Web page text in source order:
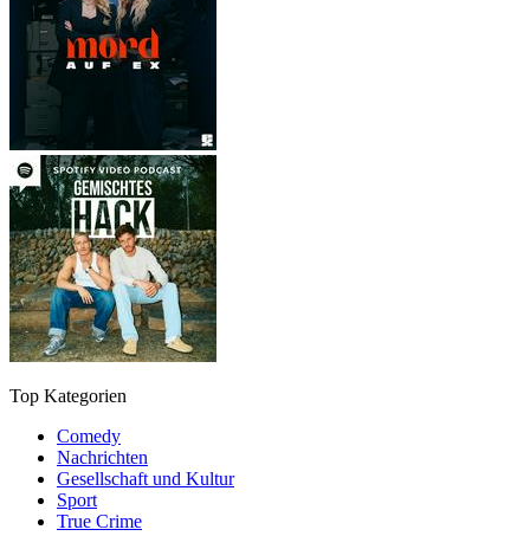
Top Kategorien
Comedy
Nachrichten
Gesellschaft und Kultur
Sport
True Crime